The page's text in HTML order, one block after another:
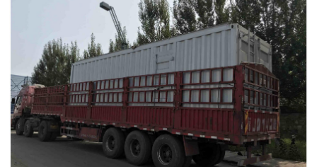
超磁处理矿井水：
《煤矿矿井水分类(GB/T 19223-2003)》由中华工和国国家质量监督
检验检疫总局发布。
构成矿井水悬浮物的主要成份是粒径为细小的煤粉和岩尘。因此，靠
自然沉淀去除是困难的，必须借助混凝剂，采用混凝沉淀的处理方法